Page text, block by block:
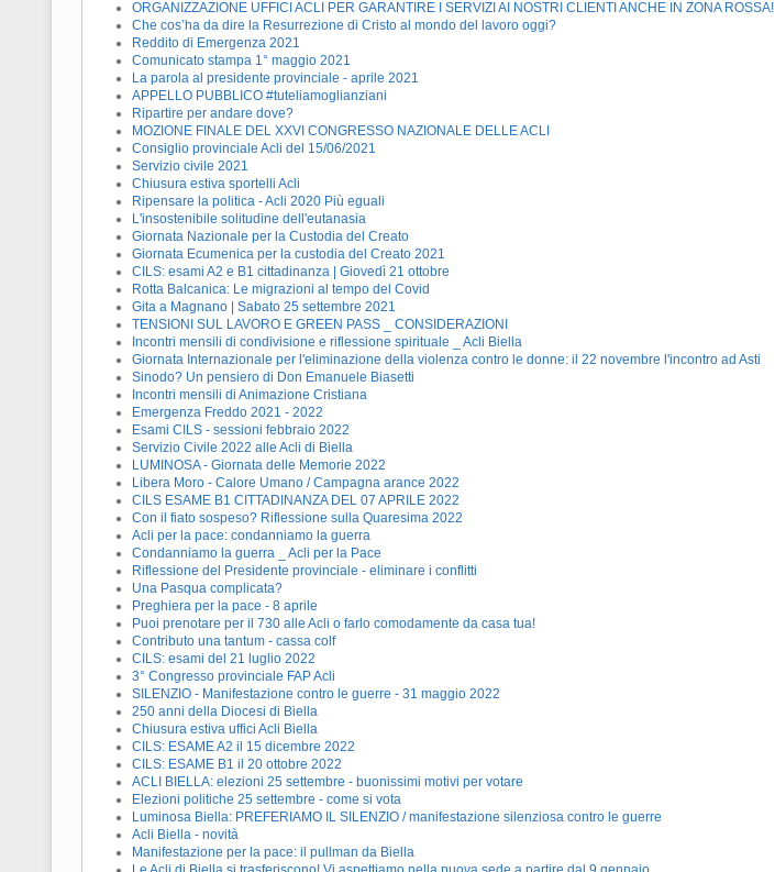
ORGANIZZAZIONE UFFICI ACLI PER GARANTIRE I SERVIZI AI NOSTRI CLIENTI ANCHE IN ZONA ROSSA!
Che cos’ha da dire la Resurrezione di Cristo al mondo del lavoro oggi?
Reddito di Emergenza 2021
Comunicato stampa 1° maggio 2021
La parola al presidente provinciale - aprile 2021
APPELLO PUBBLICO #tuteliamoglianziani
Ripartire per andare dove?
MOZIONE FINALE DEL XXVI CONGRESSO NAZIONALE DELLE ACLI
Consiglio provinciale Acli del 15/06/2021
Servizio civile 2021
Chiusura estiva sportelli Acli
Ripensare la politica - Acli 2020 Più eguali
L'insostenibile solitudine dell'eutanasia
Giornata Nazionale per la Custodia del Creato
Giornata Ecumenica per la custodia del Creato 2021
CILS: esami A2 e B1 cittadinanza | Giovedì 21 ottobre
Rotta Balcanica: Le migrazioni al tempo del Covid
Gita a Magnano | Sabato 25 settembre 2021
TENSIONI SUL LAVORO E GREEN PASS _ CONSIDERAZIONI
Incontri mensili di condivisione e riflessione spirituale _ Acli Biella
Giornata Internazionale per l'eliminazione della violenza contro le donne: il 22 novembre l'incontro ad Asti
Sinodo? Un pensiero di Don Emanuele Biasetti
Incontri mensili di Animazione Cristiana
Emergenza Freddo 2021 - 2022
Esami CILS - sessioni febbraio 2022
Servizio Civile 2022 alle Acli di Biella
LUMINOSA - Giornata delle Memorie 2022
Libera Moro - Calore Umano / Campagna arance 2022
CILS ESAME B1 CITTADINANZA DEL 07 APRILE 2022
Con il fiato sospeso? Riflessione sulla Quaresima 2022
Acli per la pace: condanniamo la guerra
Condanniamo la guerra _ Acli per la Pace
Riflessione del Presidente provinciale - eliminare i conflitti
Una Pasqua complicata?
Preghiera per la pace - 8 aprile
Puoi prenotare per il 730 alle Acli o farlo comodamente da casa tua!
Contributo una tantum - cassa colf
CILS: esami del 21 luglio 2022
3° Congresso provinciale FAP Acli
SILENZIO - Manifestazione contro le guerre - 31 maggio 2022
250 anni della Diocesi di Biella
Chiusura estiva uffici Acli Biella
CILS: ESAME A2 il 15 dicembre 2022
CILS: ESAME B1 il 20 ottobre 2022
ACLI BIELLA: elezioni 25 settembre - buonissimi motivi per votare
Elezioni politiche 25 settembre - come si vota
Luminosa Biella: PREFERIAMO IL SILENZIO / manifestazione silenziosa contro le guerre
Acli Biella - novità
Manifestazione per la pace: il pullman da Biella